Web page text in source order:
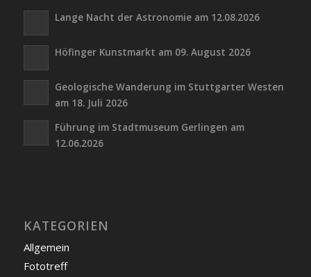
Lange Nacht der Astronomie am 12.08.2026
Höfinger Kunstmarkt am 09. August 2026
Geologische Wanderung im Stuttgarter Westen
am 18. Juli 2026
Führung im Stadtmuseum Gerlingen am
12.06.2026
KATEGORIEN
Allgemein
Fototreff